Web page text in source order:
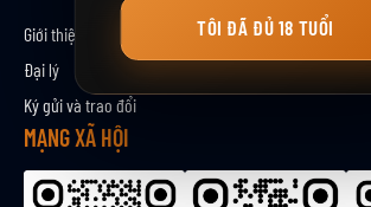
k
n
h
ậ
Giới thiệu
Đại lý
Ký gửi và trao đổi
MẠNG XÃ HỘI
TÔI ĐÃ ĐỦ 18 TUỔI